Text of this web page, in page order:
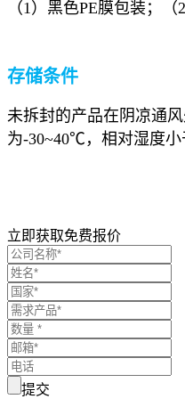
（1）黑色PE膜包装；
存储条件
未拆封的产品在阴凉通
为-30~40℃，相对湿度
立即获取免费报价
提交